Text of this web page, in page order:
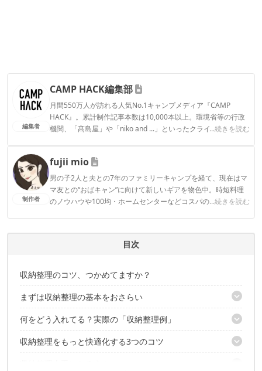
編集者
CAMP HACK編集部
月間550万人が訪れる人気No.1キャンプメディア『CAMP
HACK』。累計制作記事本数は10,000本以上。環境省等の行政
機関、「髙島屋」や「niko and ...」といったクライアントとの
...続きを読む
CAMP HACK編集部のプロフィール
制作者
fujii mio
男の子2人と夫との7年のファミリーキャンプを経て、現在はマ
マ友との“おばキャン”に向けて新しいギアを物色中。時短料理
のノウハウや100均・ホームセンターなどコスパの良好なギア
...続きを読む
fujii mioのプロフィール目次
収納整理のコツ、つかめてますか？
まずは収納整理の基本をおさらい
袋より、箱
隙間なく詰める
何をどう入れてる？実際の「収納整理例」
スノーピーク シェルフコンテナ
収納整理をもっと快適化する3つのコツ